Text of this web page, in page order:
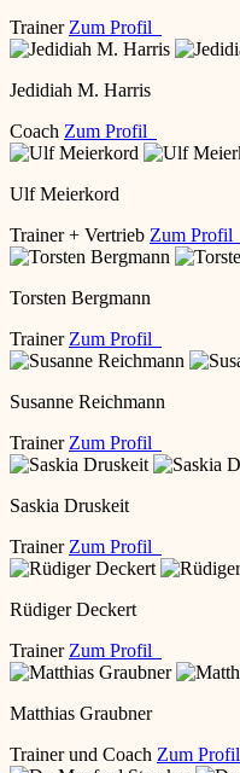
Trainer Zum Profil
Jedidiah M. Harris
Coach Zum Profil
Ulf Meierkord
Trainer + Vertrieb Zum Profil
Torsten Bergmann
Trainer Zum Profil
Susanne Reichmann
Trainer Zum Profil
Saskia Druskeit
Trainer Zum Profil
Rüdiger Deckert
Trainer Zum Profil
Matthias Graubner
Trainer und Coach Zum Profil